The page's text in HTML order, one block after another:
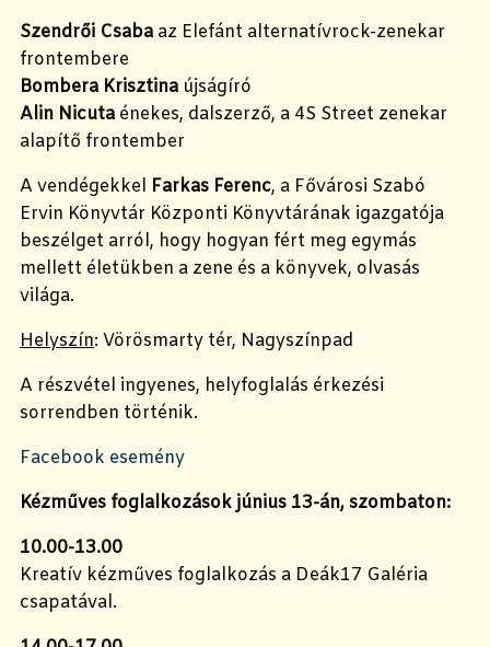
Szendrői Csaba az Elefánt alternatívrock-zenekar
frontembere
Bombera Krisztina újságíró
Alin Nicuta énekes, dalszerző, a 4S Street zenekar
alapítő frontember
A vendégekkel Farkas Ferenc, a Fővárosi Szabó
Ervin Könyvtár Központi Könyvtárának igazgatója
beszélget arról, hogy hogyan fért meg egymás
mellett életükben a zene és a könyvek, olvasás
világa.
Helyszín: Vörösmarty tér, Nagyszínpad
A részvétel ingyenes, helyfoglalás érkezési
sorrendben történik.
Facebook esemény
Kézműves foglalkozások június 13-án, szombaton:
10.00-13.00
Kreatív kézműves foglalkozás a Deák17 Galéria
csapatával.